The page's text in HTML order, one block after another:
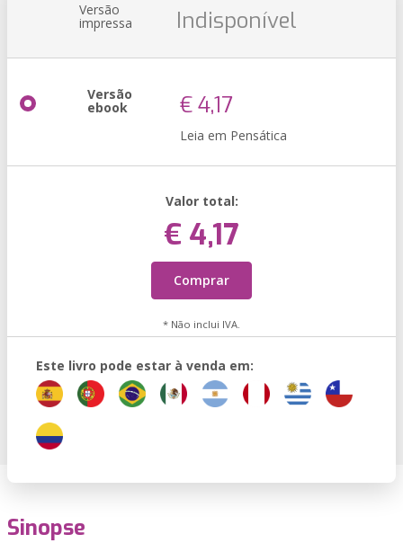
Versão
impressa Indisponível
Versão
ebook € 4,17
Leia em Pensática
Valor total:
€ 4,17
Comprar
* Não inclui IVA.
Este livro pode estar à venda em:
Sinopse